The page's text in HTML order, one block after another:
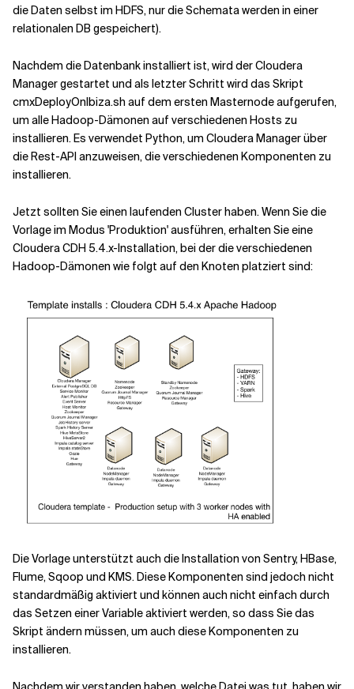
die Daten selbst im HDFS, nur die Schemata werden in einer
relationalen DB gespeichert).
Nachdem die Datenbank installiert ist, wird der Cloudera
Manager gestartet und als letzter Schritt wird das Skript
cmxDeployOnIbiza.sh auf dem ersten Masternode aufgerufen,
um alle Hadoop-Dämonen auf verschiedenen Hosts zu
installieren. Es verwendet Python, um Cloudera Manager über
die Rest-API anzuweisen, die verschiedenen Komponenten zu
installieren.
Jetzt sollten Sie einen laufenden Cluster haben. Wenn Sie die
Vorlage im Modus 'Produktion' ausführen, erhalten Sie eine
Cloudera CDH 5.4.x-Installation, bei der die verschiedenen
Hadoop-Dämonen wie folgt auf den Knoten platziert sind:
Die Vorlage unterstützt auch die Installation von Sentry, HBase,
Flume, Sqoop und KMS. Diese Komponenten sind jedoch nicht
standardmäßig aktiviert und können auch nicht einfach durch
das Setzen einer Variable aktiviert werden, so dass Sie das
Skript ändern müssen, um auch diese Komponenten zu
installieren.